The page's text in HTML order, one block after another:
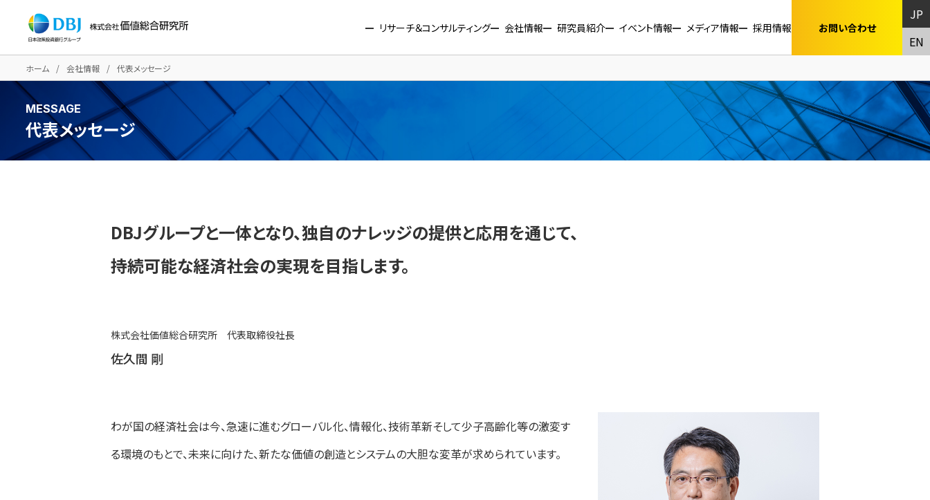
リサーチ＆コンサルティング 会社情報 研究員紹介 イベント情報 メディア情報 採用情報 お問い合わせ
JP
EN
ホーム 会社情報 代表メッセージ
MESSAGE
代表メッセージ
DBJグループと一体となり、独自のナレッジの提供と応用を通じて、
持続可能な経済社会の実現を目指します。
株式会社価値総合研究所 代表取締役社長
佐久間 剛
わが国の経済社会は今、急速に進むグローバル化、情報化、技術革新そして少子高齢化等の激変す
る環境のもとで、未来に向けた、新たな価値の創造とシステムの大胆な変革が求められています。